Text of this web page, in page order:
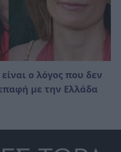
ο λόγος που δεν
με την Ελλάδα